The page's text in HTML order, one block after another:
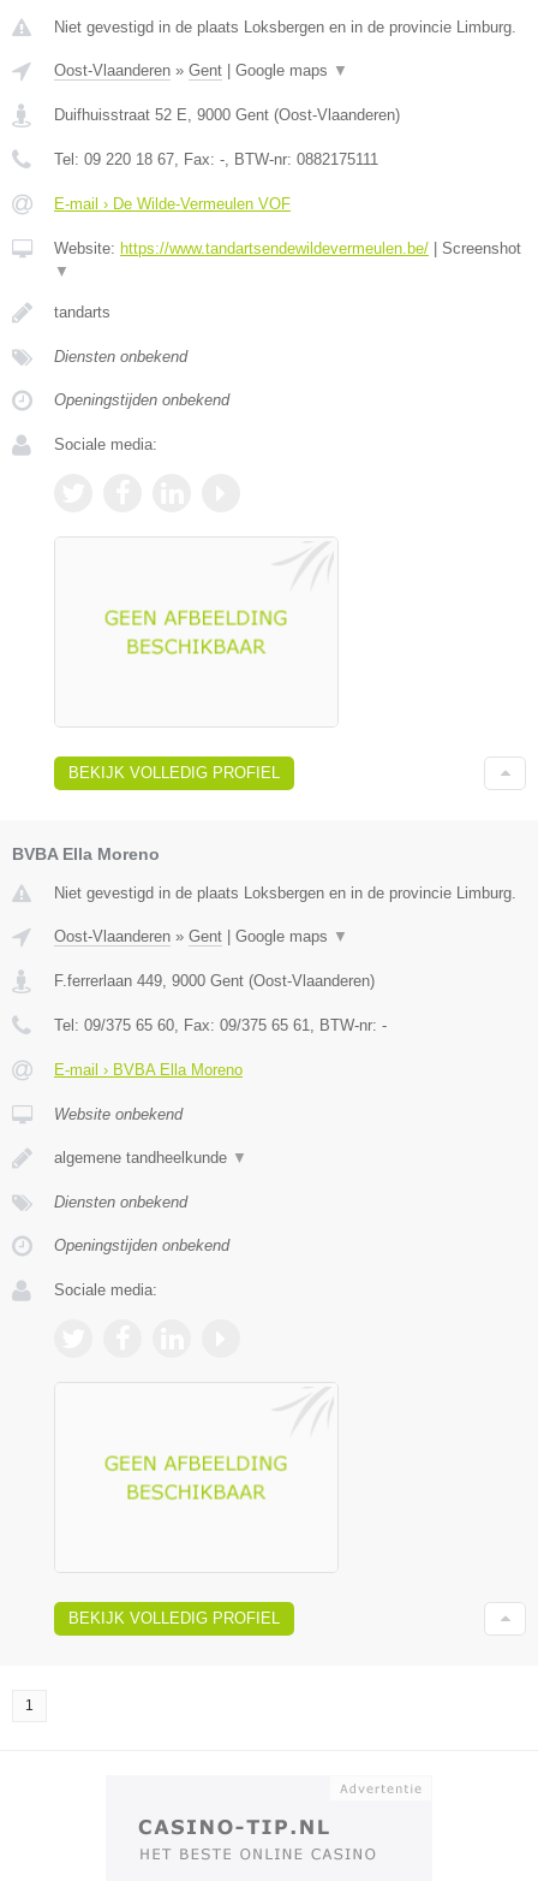
Niet gevestigd in de plaats Loksbergen en in de provincie Limburg.
Oost-Vlaanderen » Gent Google maps ▼
Duifhuisstraat 52 E, 9000 Gent (Oost-Vlaanderen)
Tel: 09 220 18 67, Fax: -, BTW-nr: 0882175111
E-mail › De Wilde-Vermeulen VOF
Website: https://www.tandartsendewildevermeulen.be/
Screenshot
▼
tandarts
Diensten onbekend
Openingstijden onbekend
Sociale media:
BEKIJK VOLLEDIG PROFIEL
BVBA Ella Moreno
Niet gevestigd in de plaats Loksbergen en in de provincie Limburg.
Oost-Vlaanderen » Gent Google maps ▼
F.ferrerlaan 449, 9000 Gent (Oost-Vlaanderen)
Tel: 09/375 65 60, Fax: 09/375 65 61, BTW-nr: -
E-mail › BVBA Ella Moreno
Website onbekend
algemene tandheelkunde ▼
Diensten onbekend
Openingstijden onbekend
Sociale media:
BEKIJK VOLLEDIG PROFIEL
1